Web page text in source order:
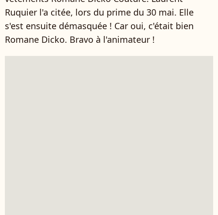
Ruquier l'a citée, lors du prime du 30 mai. Elle
s'est ensuite démasquée ! Car oui, c'était bien
Romane Dicko. Bravo à l'animateur !